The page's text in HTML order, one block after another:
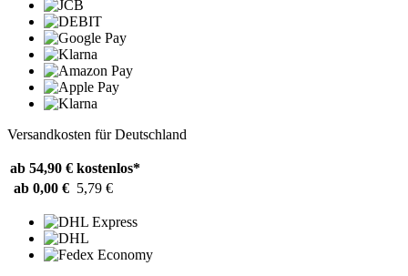
Versandkosten für Deutschland
ab 54,90 € kostenlos*
ab 0,00 € 5,79 €